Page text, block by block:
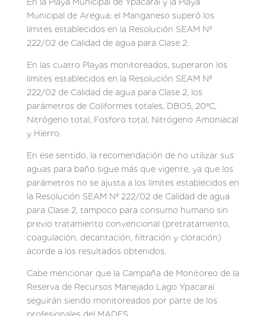
En la Playa Municipal de Ypacaraí y la Playa
Municipal de Aregua: el Manganeso superó los
límites establecidos en la Resolución SEAM Nº
222/02 de Calidad de agua para Clase 2.
En las cuatro Playas monitoreados, superaron los
límites establecidos en la Resolución SEAM Nº
222/02 de Calidad de agua para Clase 2, los
parámetros de Coliformes totales, DBO5, 20ªC,
Nitrógeno total, Fosforo total, Nitrógeno Amoniacal
y Hierro.
En ese sentido, la recomendación de no utilizar sus
aguas para baño sigue más que vigente, ya que los
parámetros no se ajusta a los límites establecidos en
la Resolución SEAM Nº 222/02 de Calidad de agua
para Clase 2, tampoco para consumo humano sin
previo tratamiento convencional (pretratamiento,
coagulación, decantación, filtración y cloración)
acorde a los resultados obtenidos.
Cabe mencionar que la Campaña de Monitoreo de la
Reserva de Recursos Manejado Lago Ypacaraí
seguirán siendo monitoreados por parte de los